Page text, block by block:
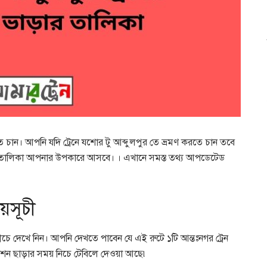
আপনি যদি ট্রেনে যশোর টু আব্দুলপুর তে ভ্রমণ করতে চান তবে
আপনার উপকারে আসবে। । এখানে সমস্ত তথ্য আপডেটেড
দেখে নিন। আপনি দেখতে পাবেন যে এই রুটে ১টি আন্তঃনগর ট্রেন
ছাড়ার সময় নিচে টেবিলে দেওয়া আছে৷